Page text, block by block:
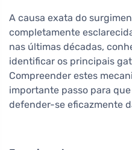
A causa exata do
completamente
nas últimas décadas,
identificar os principais
Compreender estes
importante passo para
defender-se eficazmente